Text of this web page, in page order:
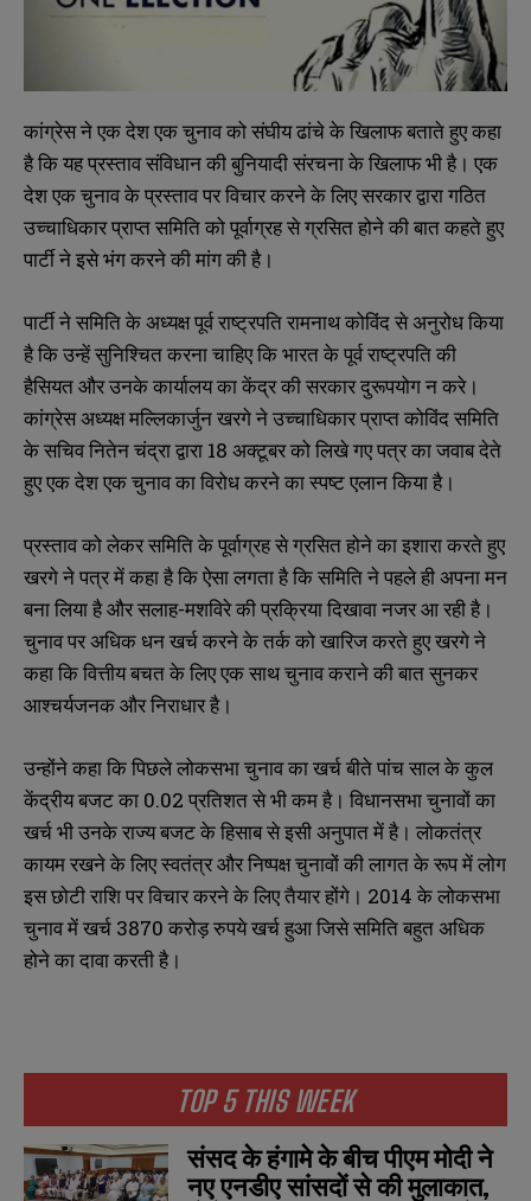
TOP 5 THIS WEEK
संसद के हंगामे के बीच पीएम मोदी ने
नए एनडीए सांसदों से की मुलाकात,
कांग्रेस ने एक देश एक चुनाव को संघीय ढांचे के खिलाफ बताते हुए कहा
है कि यह प्रस्ताव संविधान की बुनियादी संरचना के खिलाफ भी है। एक
देश एक चुनाव के प्रस्ताव पर विचार करने के लिए सरकार द्वारा गठित
उच्चाधिकार प्राप्त समिति को पूर्वाग्रह से ग्रसित होने की बात कहते हुए
पार्टी ने इसे भंग करने की मांग की है।
पार्टी ने समिति के अध्यक्ष पूर्व राष्ट्रपति रामनाथ कोविंद से अनुरोध किया
है कि उन्हें सुनिश्चित करना चाहिए कि भारत के पूर्व राष्ट्रपति की
हैसियत और उनके कार्यालय का केंद्र की सरकार दुरूपयोग न करे।
कांग्रेस अध्यक्ष मल्लिकार्जुन खरगे ने उच्चाधिकार प्राप्त कोविंद समिति
के सचिव नितेन चंद्रा द्वारा 18 अक्टूबर को लिखे गए पत्र का जवाब देते
हुए एक देश एक चुनाव का विरोध करने का स्पष्ट एलान किया है।
प्रस्ताव को लेकर समिति के पूर्वाग्रह से ग्रसित होने का इशारा करते हुए
खरगे ने पत्र में कहा है कि ऐसा लगता है कि समिति ने पहले ही अपना मन
बना लिया है और सलाह-मशविरे की प्रक्रिया दिखावा नजर आ रही है।
चुनाव पर अधिक धन खर्च करने के तर्क को खारिज करते हुए खरगे ने
कहा कि वित्तीय बचत के लिए एक साथ चुनाव कराने की बात सुनकर
आश्चर्यजनक और निराधार है।
उन्होंने कहा कि पिछले लोकसभा चुनाव का खर्च बीते पांच साल के कुल
केंद्रीय बजट का 0.02 प्रतिशत से भी कम है। विधानसभा चुनावों का
खर्च भी उनके राज्य बजट के हिसाब से इसी अनुपात में है। लोकतंत्र
कायम रखने के लिए स्वतंत्र और निष्पक्ष चुनावों की लागत के रूप में लोग
इस छोटी राशि पर विचार करने के लिए तैयार होंगे। 2014 के लोकसभा
चुनाव में खर्च 3870 करोड़ रुपये खर्च हुआ जिसे समिति बहुत अधिक
होने का दावा करती है।